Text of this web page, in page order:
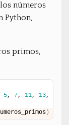
números
Python,
primos,
5, 7, 11, 13
)